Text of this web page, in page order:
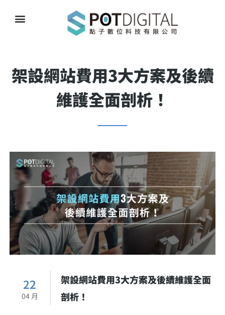
架設網站費用3大方案及後續
維護全面剖析！
22
04 月
架設網站費用3大方案及後續維護全面
剖析！